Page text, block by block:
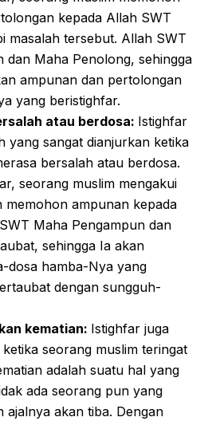
kepada Allah SWT
masalah tersebut. Allah SWT
dan Maha Penolong, sehingga
ampunan dan pertolongan
yang beristighfar.
atau berdosa: Istighfar
yang sangat dianjurkan ketika
bersalah atau berdosa.
seorang muslim mengakui
memohon ampunan kepada
Maha Pengampun dan
sehingga Ia akan
dosa hamba-Nya yang
dengan sungguh-
kematian: Istighfar juga
seorang muslim teringat
adalah suatu hal yang
ada seorang pun yang
ajalnya akan tiba. Dengan